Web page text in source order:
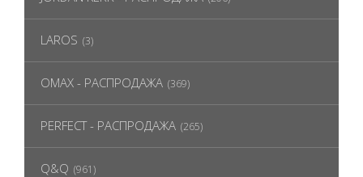
LAROS (3)
OMAX - РАСПРОДАЖА (369)
PERFECT - РАСПРОДАЖА (265)
Q&Q (961)